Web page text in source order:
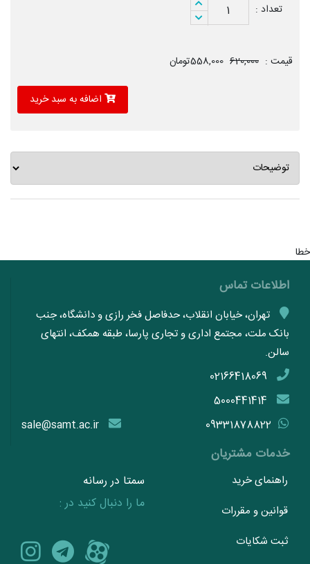
تعداد : 1
قیمت : 620,000
اضافه به سبد خرید
خطا
اطلاعات تماس
تهران، خیابان انقلاب، حدفاصل فخر رازی و دانشگاه، جنب
بانک ملت، مجتمع اداری و تجاری پارسا، طبقه همکف، انتهای
سالن.
02166418069
5000441414
09331878822
sale@samt.ac.ir
خدمات مشتریان
راهنمای خرید
قوانین و مقررات
ثبت شکایات
سمتا در رسانه
ما را دنبال کنید در :